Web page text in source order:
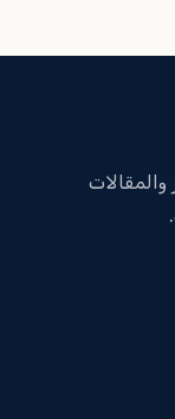
والمقالات